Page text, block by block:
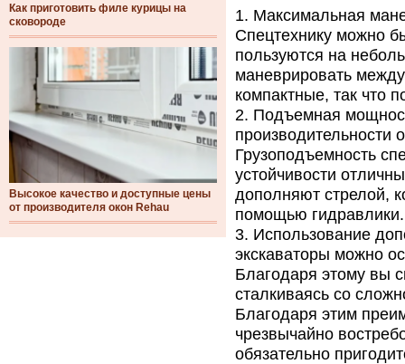
Как приготовить филе курицы на
сковороде
Высокое качество и доступные цены
от производителя окон Rehau
Максимальная
Спецтехнику можно
пользуются на
маневрировать
компактные, так что
Подъемная
производительности
Грузоподъемность
устойчивости
дополняют стрелой,
помощью гидравлики.
Использование
экскаваторы можно
Благодаря этому вы
сталкиваясь со
Благодаря этим
чрезвычайно
обязательно